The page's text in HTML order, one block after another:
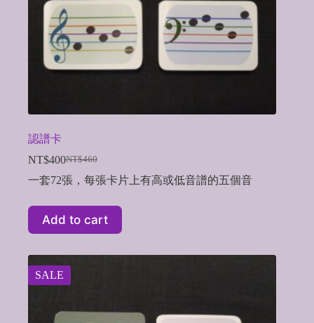
認譜卡
NT$460
Original
price
NT$460.
NT$400Current
price
NT$400.
一套72張，每張卡片上有高或低音譜的五個音
Add to cart
SALE